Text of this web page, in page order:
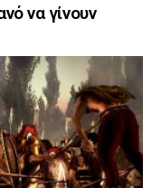
να γίνουν